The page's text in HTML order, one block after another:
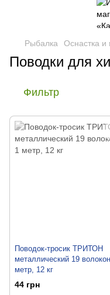
Рыбалка Оснастка и
Поводки для
Фильтр
Поводок-тросик ТРИТОН
металлический 19
метр, 12 кг
44 грн